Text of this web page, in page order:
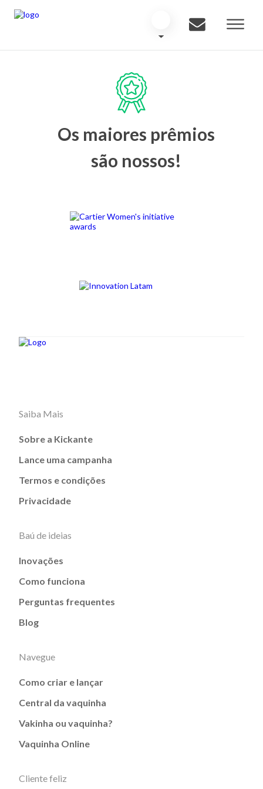
Os maiores prêmios
são nossos!
Saiba Mais
Sobre a Kickante
Lance uma campanha
Termos e condições
Privacidade
Baú de ideias
Inovações
Como funciona
Perguntas frequentes
Blog
Navegue
Como criar e lançar
Central da vaquinha
Vakinha ou vaquinha?
Vaquinha Online
Cliente feliz